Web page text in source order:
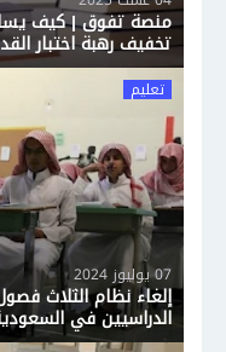
منصة تفوق | كيف
تخفيف رهبة اختبار
تعليم
07 يوليوز 2024
إلغاء نظام الثلاث
الدراسيين في